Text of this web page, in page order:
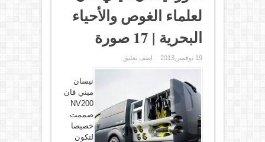
لعلماء الغوص والأحياء
البحرية | 17 صورة
19 نوفمبر,2013 اضف تعليق
نيسان
ميني فان
NV200
صممت
خصيصا
لتكون